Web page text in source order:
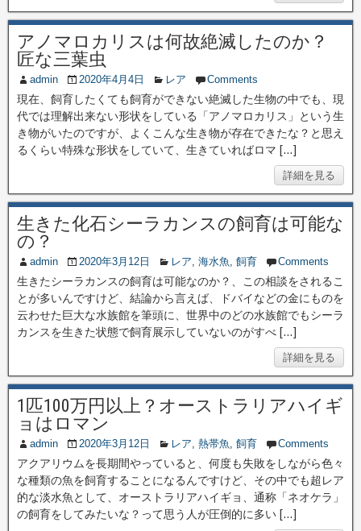
アノマロカリスは何故絶滅したのか？
匠な三葉虫
admin 2020年4月4日 レア Comments
現在、飼育したくても飼育ができない絶滅した生物の中でも、現
代では理解出来ない形状をしている「アノマロカリス」という生
き物がいたのですが、よくこんな生き物が存在できたな？と思え
るくらい特殊な形状をしていて、生きていればロマ […]
詳細を見る
生きた化石シーラカンスの飼育は可能な
の？
admin 2020年3月12日 レア, 海水魚, 飼育 Comments
生きたシーラカンスの飼育は可能なのか？、この相談をされるこ
とが多いんですけど、結論から言えば、ドバイなどの金にものを
云わせた巨大な水族館を筆頭に、世界中のどの水族館でもシーラ
カンスを生きた状態で飼育展示していないのがすべ […]
詳細を見る
1匹100万円以上？オーストラリアハイギ
ョはロマン
admin 2020年3月12日 レア, 熱帯魚, 飼育 Comments
アクアリウムを長期間やっていると、何度も失敗をしながら色々
な種類の魚を飼育することになるんですけど、その中でも超レア
的な淡水魚として、オーストラリアハイギョ、通称「ネオケラ」
の飼育をしてみたいな？って思う人が圧倒的に多い […]